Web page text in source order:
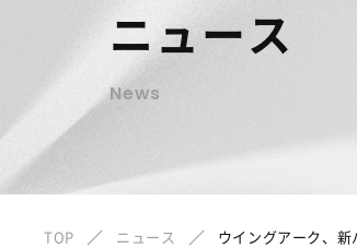
ニュース
News
TOP ニュース ウイングアーク、